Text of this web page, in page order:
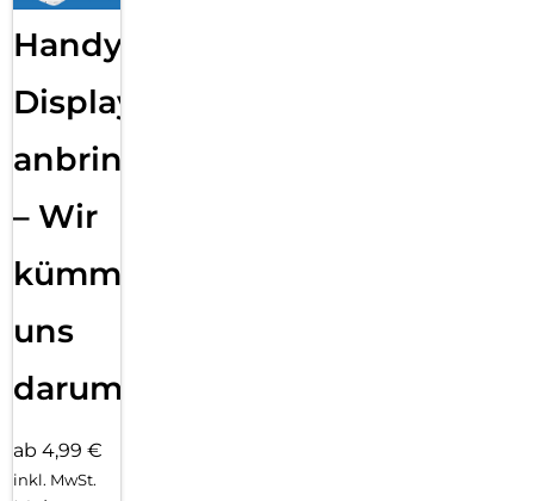
Handy
Displayfolie
anbringen
– Wir
kümmern
uns
darum!
ab 4,99 €
inkl. MwSt.